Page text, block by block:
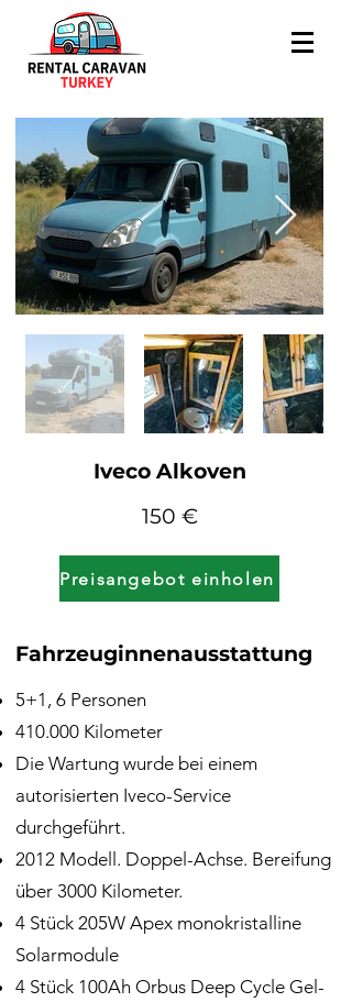
Iveco Alkoven
150 €
Preisangebot einholen
Fahrzeuginnenausstattung
5+1, 6 Personen
410.000 Kilometer
Die Wartung wurde bei einem
autorisierten Iveco-Service
durchgeführt.
2012 Modell. Doppel-Achse. Bereifung
über 3000 Kilometer.
4 Stück 205W Apex monokristalline
Solarmodule
4 Stück 100Ah Orbus Deep Cycle Gel-